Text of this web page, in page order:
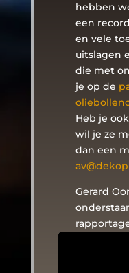
hebben
een
en vele
uitslagen
die met
je op de
Heb je
wil je ze
dan een
Gerard